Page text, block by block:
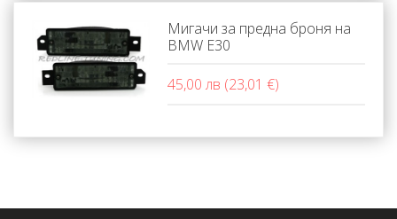
Мигачи за предна броня на
BMW Е30
45,00 лв (23,01 €)